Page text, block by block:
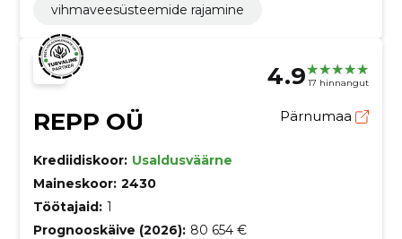
vihmaveesüsteemide rajamine
4.9 17 hinnangut
REPP OÜ Pärnumaa
Krediidiskoor: Usaldusväärne
Maineskoor: 2430
Töötajaid: 1
Prognooskäive (2026): 80 654 €